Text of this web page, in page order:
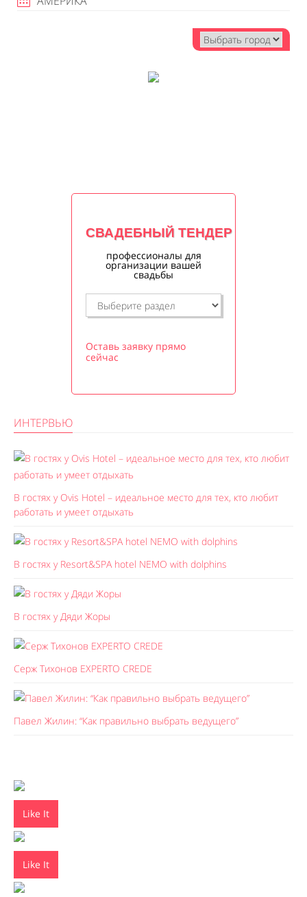
СВАДЕБНЫЙ ТЕНДЕР
профессионалы для
организации вашей
свадьбы
Оставь заявку прямо
сейчас
ИНТЕРВЬЮ
В гостях у Ovis Hotel – идеальное место для тех, кто любит
работать и умеет отдыхать
В гостях у Resort&SPA hotel NEMO with dolphins
В гостях у Дяди Жоры
Серж Тихонов EXPERTO CREDE
Павел Жилин: “Как правильно выбрать ведущего”
Like It
Like It